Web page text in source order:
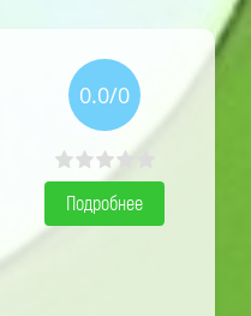
0.0/0
Подробнее